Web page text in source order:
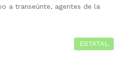
a transeúnte, agentes de la
ESTATAL